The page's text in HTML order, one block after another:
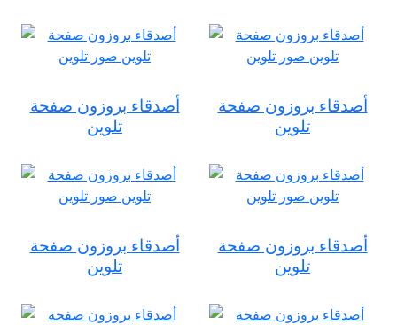
أصدقاء بروزون صفحة
تلوين
أصدقاء بروزون صفحة
تلوين
أصدقاء بروزون صفحة
تلوين
أصدقاء بروزون صفحة
تلوين